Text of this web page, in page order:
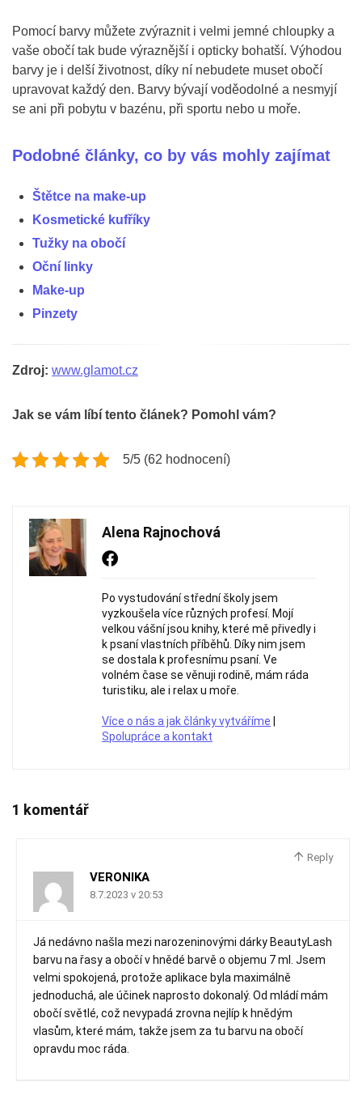
Pomocí barvy můžete zvýraznit i velmi jemné chloupky a
vaše obočí tak bude výraznější i opticky bohatší. Výhodou
barvy je i delší životnost, díky ní nebudete muset obočí
upravovat každý den. Barvy bývají voděodolné a nesmyjí
se ani při pobytu v bazénu, při sportu nebo u moře.
Podobné články, co by vás mohly zajímat
Štětce na make-up
Kosmetické kufříky
Tužky na obočí
Oční linky
Make-up
Pinzety
Zdroj: www.glamot.cz
Jak se vám líbí tento článek? Pomohl vám?
5/5 (62 hodnocení)
Alena Rajnochová
Po vystudování střední školy jsem
vyzkoušela více různých profesí. Mojí
velkou vášní jsou knihy, které mě přivedly i
k psaní vlastních příběhů. Díky nim jsem
se dostala k profesnímu psaní. Ve
volném čase se věnuji rodině, mám ráda
turistiku, ale i relax u moře.
Více o nás a jak články vytváříme
Spolupráce a kontakt
1 komentář
Reply
VERONIKA
8.7.2023 v 20:53
Já nedávno našla mezi narozeninovými dárky BeautyLash
barvu na řasy a obočí v hnědé barvě o objemu 7 ml. Jsem
velmi spokojená, protože aplikace byla maximálně
jednoduchá, ale účinek naprosto dokonalý. Od mládí mám
obočí světlé, což nevypadá zrovna nejlíp k hnědým
vlasům, které mám, takže jsem za tu barvu na obočí
opravdu moc ráda.